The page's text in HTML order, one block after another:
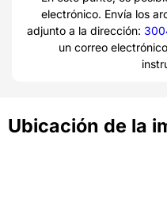
electrónico. Envía los
adjunto a la dirección:
un correo
Ubicación de la